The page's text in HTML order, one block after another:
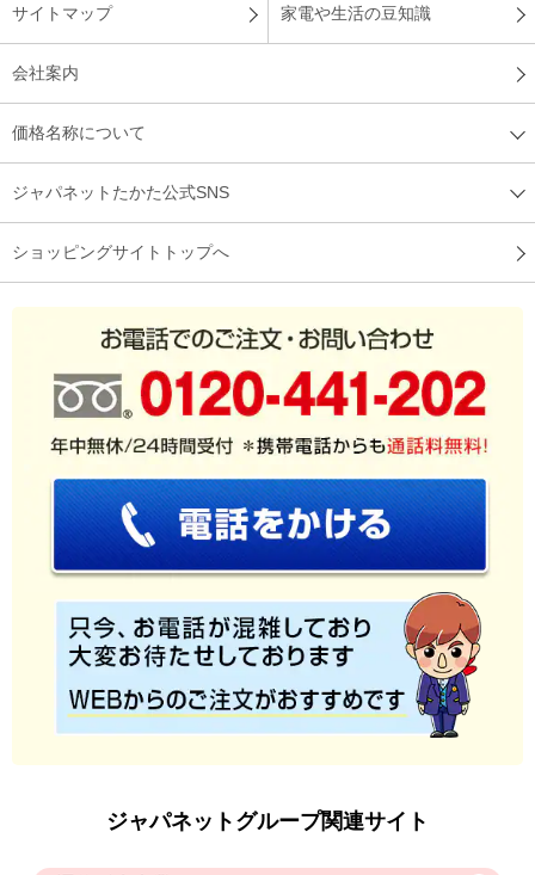
サイトマップ 家電や生活の豆知識
会社案内
価格名称について
ジャパネットたかた公式SNS
ショッピングサイトトップへ
ジャパネットグループ関連サイト